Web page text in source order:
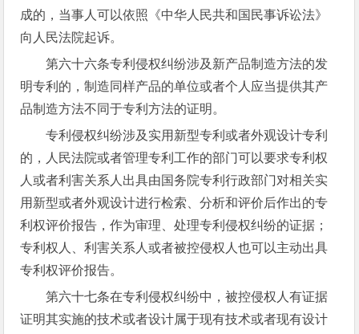
成的，当事人可以依照《中华人民共和国民事诉讼法》
向人民法院起诉。
第六十六条专利侵权纠纷涉及新产品制造方法的发
明专利的，制造同样产品的单位或者个人应当提供其产
品制造方法不同于专利方法的证明。
专利侵权纠纷涉及实用新型专利或者外观设计专利
的，人民法院或者管理专利工作的部门可以要求专利权
人或者利害关系人出具由国务院专利行政部门对相关实
用新型或者外观设计进行检索、分析和评价后作出的专
利权评价报告，作为审理、处理专利侵权纠纷的证据；
专利权人、利害关系人或者被控侵权人也可以主动出具
专利权评价报告。
第六十七条在专利侵权纠纷中，被控侵权人有证据
证明其实施的技术或者设计属于现有技术或者现有设计